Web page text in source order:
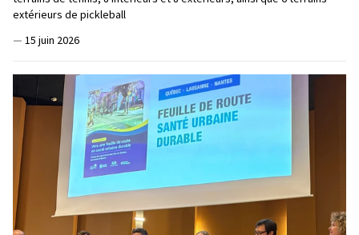
extérieurs de pickleball
— 15 juin 2026